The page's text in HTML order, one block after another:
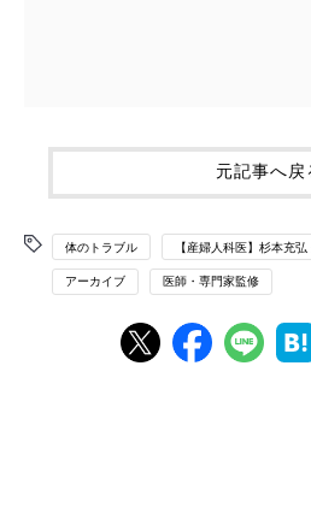
元記事へ戻
体のトラブル 【産婦人科医】杉本充弘
アーカイブ 医師・専門家監修